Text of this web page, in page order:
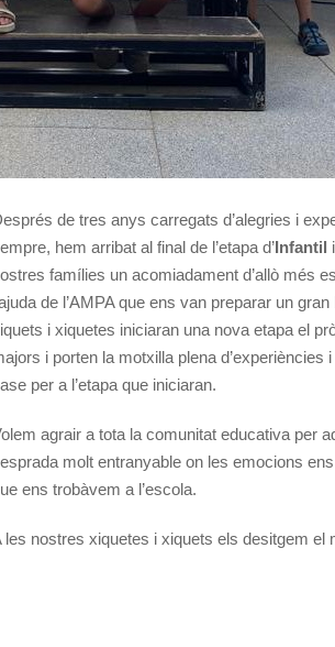
de tres anys carregats d’alegries i
hem arribat al final de l’etapa d’Infantil
famílies un acomiadament d’allò més
de l’AMPA que ens van preparar un
i xiquetes iniciaran una nova etapa el
i porten la motxilla plena
per a l’etapa que iniciaran.
agrair a tota la comunitat educativa per
molt entranyable on les emocions
ens trobàvem a l’escola.
les nostres xiquetes i xiquets els desitgem el